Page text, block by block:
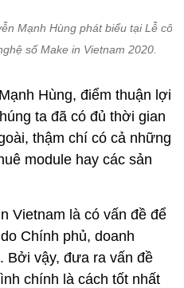
Mạnh Hùng phát biểu tại Lễ
số Make in Vietnam 2020.
Hùng, điểm thuận lợi
ta đã có đủ thời gian
thậm chí có cả những
module hay các sản
Vietnam là có vấn đề để
Chính phủ, doanh
Bởi vậy, đưa ra vấn đề
chính là cách tốt nhất